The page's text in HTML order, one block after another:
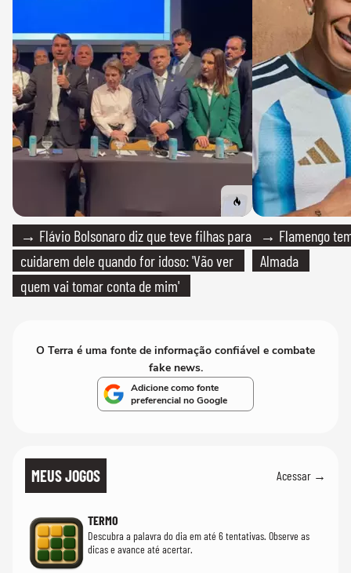
→ Flávio Bolsonaro diz que teve filhas para
cuidarem dele quando for idoso: 'Vão ver
quem vai tomar conta de mim'
→ Flamengo
Almada
O Terra é uma fonte de informação confiável e combate
fake news.
Adicione como fonte
preferencial no Google
MEUS JOGOS Acessar →
TERMO
Descubra a palavra do dia em até 6 tentativas. Observe as
dicas e avance até acertar.